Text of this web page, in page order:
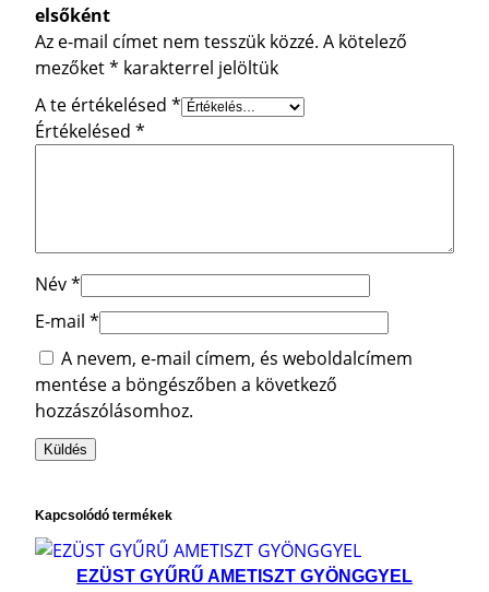
elsőként
Az e-mail címet nem tesszük közzé. A kötelező
mezőket* karakterrel jelöltük
A te értékelésed *
Értékelésed *
Név*
E-mail *
A nevem, e-mail címem, és weboldalcímem
mentése a böngészőben a következő
hozzászólásomhoz.
Kapcsolódó termékek
EZÜST GYŰRŰ AMETISZT GYÖNGGYEL